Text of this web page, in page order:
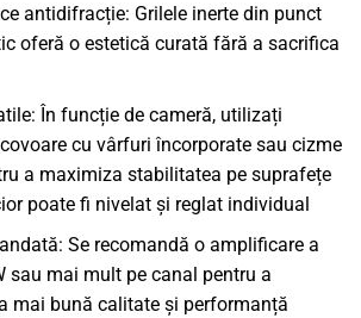
antidifracție: Grilele inerte din punct
oferă o estetică curată fără a sacrifica
În funcție de cameră, utilizați
cu vârfuri încorporate sau cizme
a maximiza stabilitatea pe suprafețe
poate fi nivelat și reglat individual
Se recomandă o amplificare a
sau mai mult pe canal pentru a
mai bună calitate și performanță